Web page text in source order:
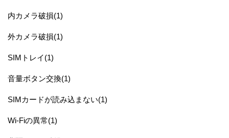
内カメラ破損(1)
外カメラ破損(1)
SIMトレイ(1)
音量ボタン交換(1)
SIMカードが読み込まない(1)
Wi-Fiの異常(1)